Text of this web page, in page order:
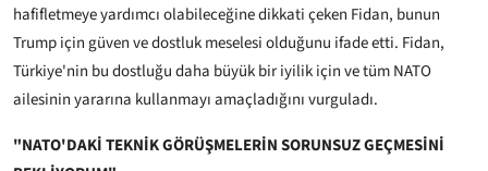
hafifletmeye yardımcı olabileceğine dikkati çeken Fidan, bunun
Trump için güven ve dostluk meselesi olduğunu ifade etti. Fidan,
Türkiye'nin bu dostluğu daha büyük bir iyilik için ve tüm NATO
ailesinin yararına kullanmayı amaçladığını vurguladı.
"NATO'DAKİ TEKNİK GÖRÜŞMELERİN SORUNSUZ GEÇMESİNİ